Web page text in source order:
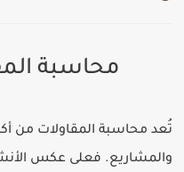
محاسبة
تُعد محاسبة المقاولات من
والمشاريع. فعلى عكس